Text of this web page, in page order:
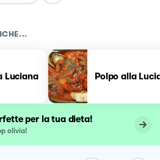
Luciana Polpo alla
per la tua dieta!
olivia!